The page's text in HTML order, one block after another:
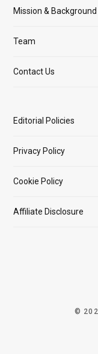
Mission & Background
Team
Contact Us
Editorial Policies
Privacy Policy
Cookie Policy
Affiliate Disclosure
©